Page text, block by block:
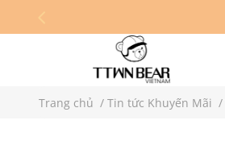
Trang chủ / Tin tức Khuyến Mãi /